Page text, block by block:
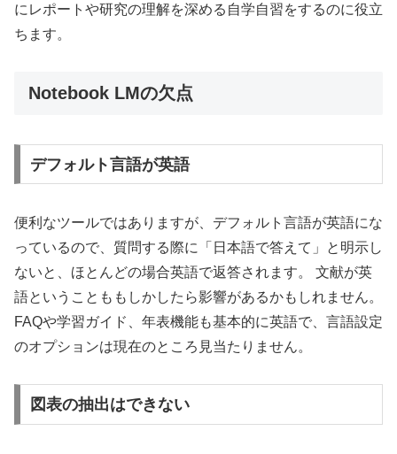
にレポートや研究の理解を深める自学自習をするのに役立
ちます。
Notebook LMの欠点
デフォルト言語が英語
便利なツールではありますが、デフォルト言語が英語にな
っているので、質問する際に「日本語で答えて」と明示し
ないと、ほとんどの場合英語で返答されます。 文献が英
語ということももしかしたら影響があるかもしれません。
FAQや学習ガイド、年表機能も基本的に英語で、言語設定
のオプションは現在のところ見当たりません。
図表の抽出はできない